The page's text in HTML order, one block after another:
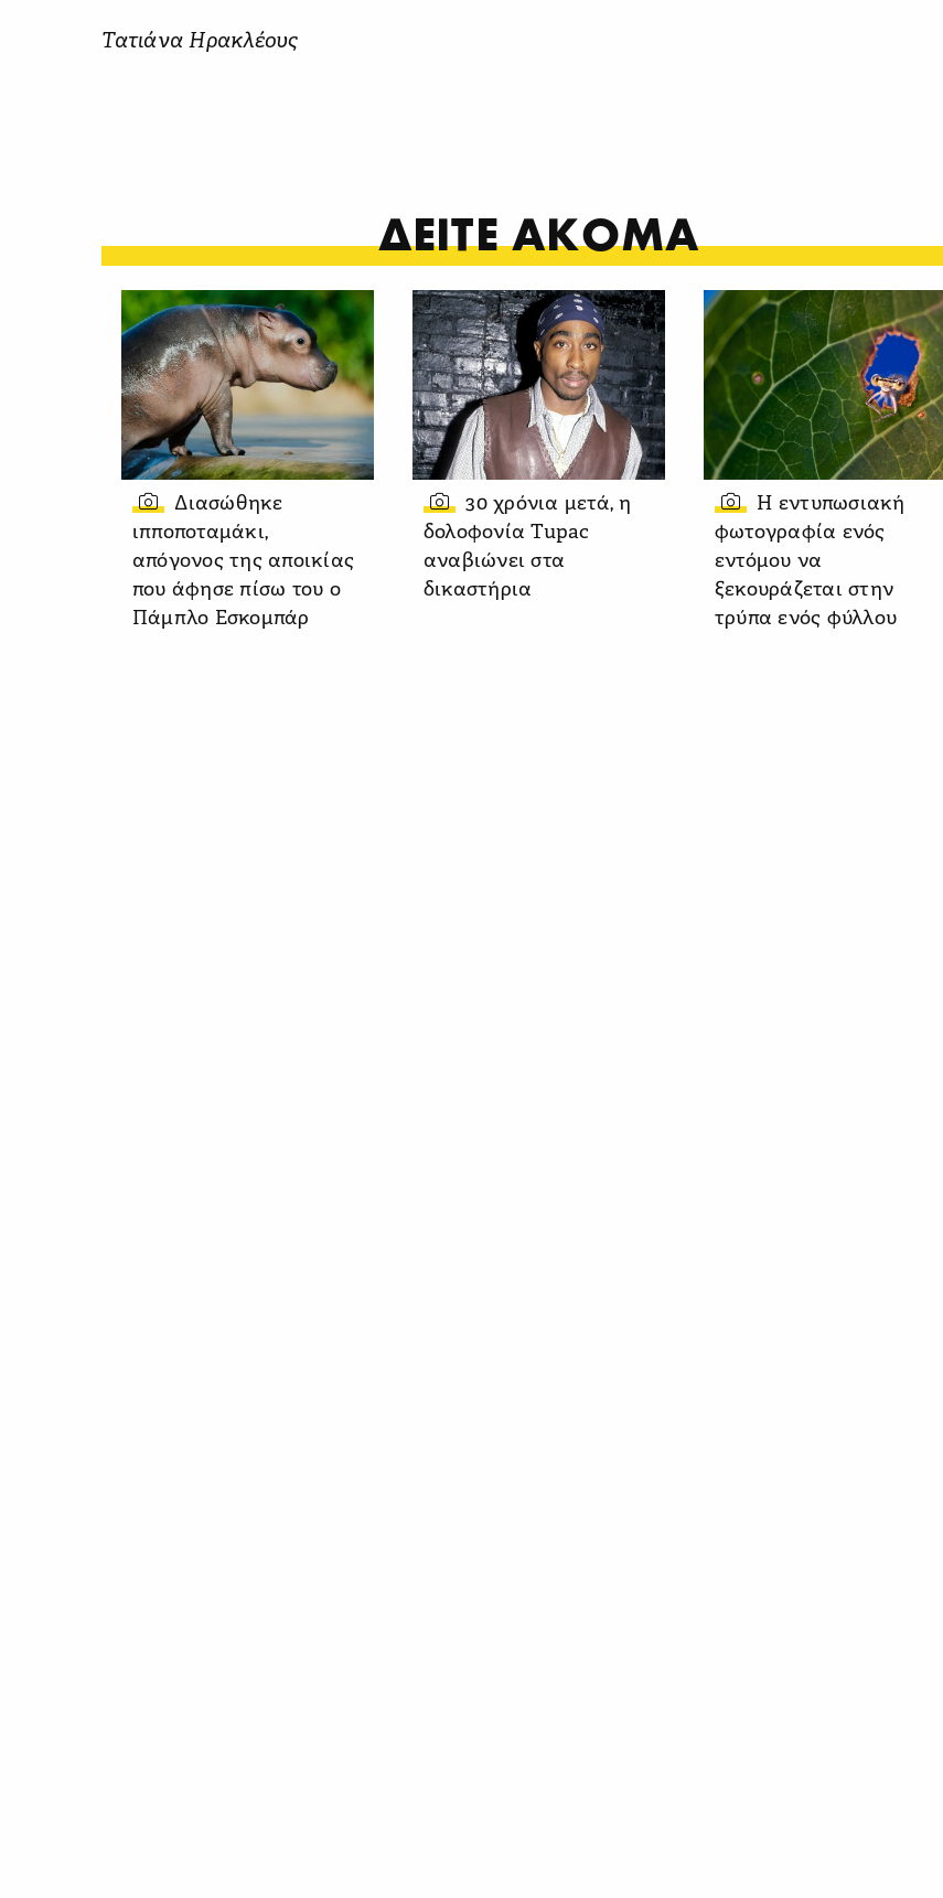
Τατιάνα Ηρακλέους
ΔΕΙΤΕ ΑΚΟΜΑ
Διασώθηκε
ιπποποταμάκι,
απόγονος της αποικίας
που άφησε πίσω του ο
Πάμπλο Εσκομπάρ
30 χρόνια μετά, η
δολοφονία Tupac
αναβιώνει στα
δικαστήρια
Η εντυπωσιακή
φωτογραφία ενός
εντόμου να
ξεκουράζεται στην
τρύπα ενός φύλλου